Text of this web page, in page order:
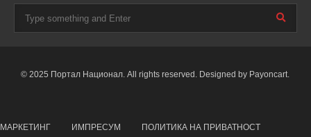
© 2025 Портал Национал. All rights reserved. Designed by Payoncart.
МАРКЕТИНГ ИМПРЕСУМ ПОЛИТИКА НА ПРИВАТНОСТ